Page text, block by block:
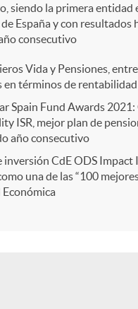
siendo la primera entidad
España y con resultados
consecutivo
Vida y Pensiones,
en términos de rentabilidad
Spain Fund Awards 2021:
ISR, mejor plan de
año consecutivo
inversión CdE ODS Impact
una de las “100